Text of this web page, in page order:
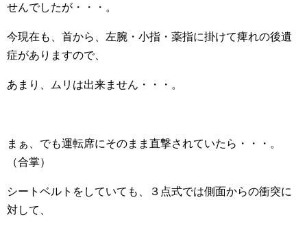
せんでしたが・・・。
今現在も、首から、左腕・小指・薬指に掛けて痺れの後遺
症がありますので、
あまり、ムリは出来ません・・・。
まぁ、でも運転席にそのまま直撃されていたら・・・。
（合掌）
シートベルトをしていても、３点式では側面からの衝突に
対して、